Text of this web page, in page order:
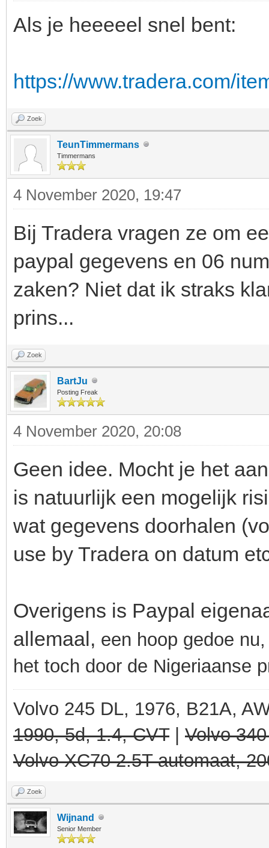
Als je heeeeel snel bent:
https://www.tradera.com/
Zoek
TeunTimmermans
Timmermans
4 November 2020, 19:47
Bij Tradera vragen ze om
paypal gegevens en 06
zaken? Niet dat ik straks
prins...
Zoek
BartJu
Posting Freak
4 November 2020, 20:08
Geen idee. Mocht je het
is natuurlijk een mogelijk
wat gegevens doorhalen
use by Tradera on datum
Overigens is Paypal
allemaal, een hoop gedoe
het toch door de Nigeriaanse
Volvo 245 DL, 1976, B21A,
1990, 5d, 1.4, CVT| Volvo
Volvo XC70 2.5T automaat,
Zoek
Wijnand
Senior Member